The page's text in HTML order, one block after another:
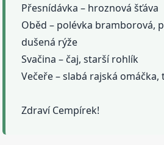
Přesnídávka – hroznová šťáva
Oběd – polévka bramborová,
dušená rýže
Svačina – čaj, starší rohlík
Večeře – slabá rajská omáčka,
Zdraví Cempírek!